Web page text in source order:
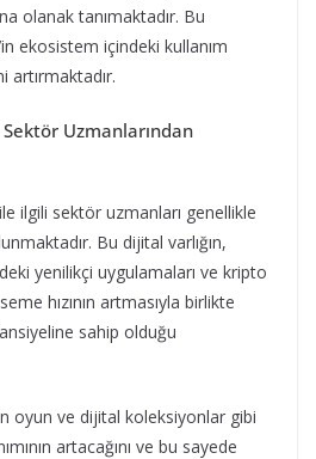
olanak tanımaktadır. Bu
ekosistem içindeki kullanım
artırmaktadır.
Uzmanlarından
ilgili sektör uzmanları genellikle
Bu dijital varlığın,
yenilikçi uygulamaları ve kripto
hızının artmasıyla birlikte
sahip olduğu
oyun ve dijital koleksiyonlar gibi
artacağını ve bu sayede